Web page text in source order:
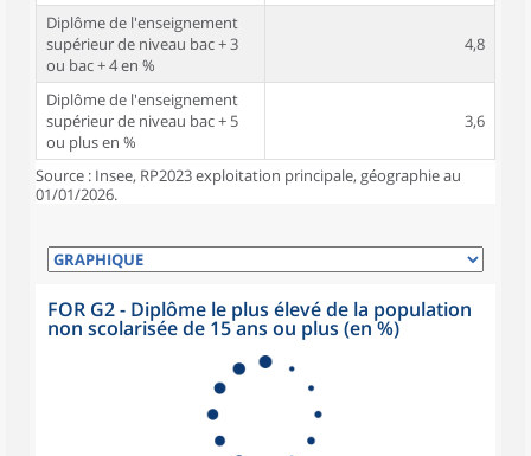
Diplôme de l'enseignement
supérieur de niveau bac + 3
ou bac + 4 en %
4,8
Diplôme de l'enseignement
supérieur de niveau bac + 5
ou plus en %
3,6
Source : Insee, RP2023 exploitation principale, géographie au
01/01/2026.
FOR G2 - Diplôme le plus élevé de la population
non scolarisée de 15 ans ou plus (en %)